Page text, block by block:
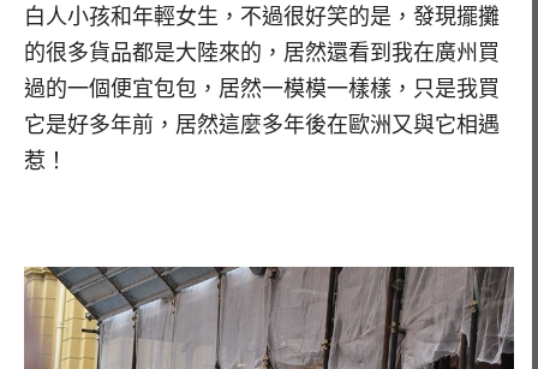
白人小孩和年輕女生，不過很好笑的是，發現擺攤
的很多貨品都是大陸來的，居然還看到我在廣州買
過的一個便宜包包，居然一模模一樣樣，只是我買
它是好多年前，居然這麼多年後在歐洲又與它相遇
惹！